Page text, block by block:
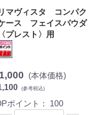
マヴィスタ コンパク
ース フェイスパウダ
プレスト〉用
(本体価格)
(参考税込)
ポイント： 100